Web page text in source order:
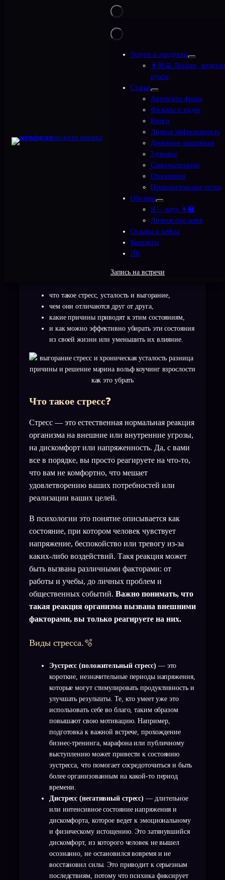
Услуги и продукты
👩🏼‍💻 Лекции,
курсы
Статьи
Авторские фразы
Фильмы и видео
Книги
Личная эффективность
Денежное мышление
Здоровье
Самореализация
Отношения
Психологические тесты
Обо мне
Я — коуч 👩‍🏫
Личное про меня
Отзывы и кейсы
Контакты
ЛК
Запись на встречи
Стресс, усталость и выгорание: разница, причины и
Стресс, усталость и
выгорание: разница,
причины и способы борьбы
В повседневной жизни мы часто сталкиваемся
с терминами «стресс», «усталость» и
«выгорание». На первый взгляд, это понятия
могут казаться схожими, ведь все они связаны с
состоянием эмоциональной нестабильности,
физического истощения и слабости,
умственной заторможенности. Однако, если
углубиться в их анализ, то можно увидеть
значительные различия, которые важно
учитывать для понимания своих собственных
ощущений и для своевременной корректировки
состояния до того, как будет совсем плохо.
В этой статье я расскажу:
что такое стресс, усталость и выгорание,
чем они отличаются друг от друга,
какие причины приводят к этим состояниям,
и как можно эффективно убирать эти состояния
из своей жизни или уменьшить их влияние.
Что такое стресс❓
Стресс — это естественная нормальная реакция
организма на внешние или внутренние угрозы,
на дискомфорт или напряженность. Да, с вами
все в порядке, вы просто реагируете на что-то,
что вам не комфортно, что мешает
удовлетворению ваших потребностей или
реализации ваших целей.
В психологии это понятие описывается как
состояние, при котором человек чувствует
напряжение, беспокойство или тревогу из-за
каких-либо воздействий. Такя реакция может
быть вызвана различными факторами: от
работы и учебы, до личных проблем и
общественных событий. Важно понимать, что
такая реакция организма вызвана внешними
факторами, вы только реагируете на них.
Виды стресса.🫧
Эустресс (положительный стресс) — это
короткие, незначительные периоды напряжения,
которые могут стимулировать продуктивность и
улучшать результаты. Те, кто умеет уже это
использовать себе во благо, таким образом
повышают свою мотивацию. Например,
подготовка к важной встрече, прохождение
бизнес-тренинга, марафона или публичному
выступлению может привести к состоянию
эустресса, что помогает сосредоточиться и быть
более организованным на какой-то период
времени.
Дистресс (негативный стресс) — длительное
или интенсивное состояние напряжения и
дискомфорта, которое ведет к эмоциональному
и физическому истощению. Это затянувшийся
дискомфорт, из которого человек не вышел
осознанно, не остановился вовремя и не
восстановил силы. Это приводит к серьезным
последствиям, потому что психика фиксирует